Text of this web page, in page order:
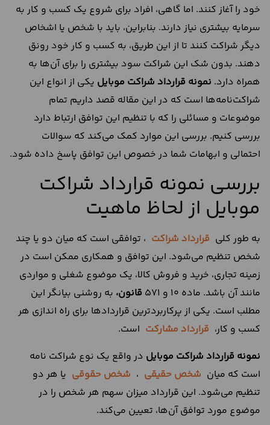
خود را آغاز کنند. اما گاهی، افراد برای شروع یک کسب و کار به
سرمایه بیشتری نیاز دارند. بنابراین، باید با شخص یا اشخاص
دیگر شراکت کنند تا از این طریق، به کسب و کار خود رونق
دهند. بدون شک این شراکت سود بیشتری را برای آن‌ها به
همراه دارد. نمونه قرارداد شراکت موبایل یکی از انواع این
شراکت‌نامه‌ها است که در این مقاله قصد داریم تمام
موضوعات و مسائلی را که با تنظیم این توافق ارتباط دارد
بررسی کنیم. بررسی این موارد کمک می‌کند که سوالات
احتمالی و ابهامات شما در خصوص این توافق پاسخ داده شود.
بررسی نمونه قرارداد شراکت
موبایل از لحاظ ماهیت
به طور کلی قرارداد شراکت ، توافقی است که میان دو یا چند
شخص تنظیم می‌شود. این توافق و همکاری ممکن است در
زمینه تجاری، خرید و فروش کالا، یک موضوع شغلی و مواردی
مانند آن باشد. ماده 10 و 571
قانون، به روشنی بیانگر این
مطلب است. یکی از پرکاربرد‌ترین قرارداد‌ها برای راه اندازی هر
کسب و کار‌، قرارداد مشارکت است.
نمونه قرارداد شراکت موبایل در واقع یک نوع شراکت نامه
است که میان شخص حقیقی ، شخص حقوقی یا هر دو
تنظیم می‌شود. این قرارداد میزان سهم هر شخص را در
موضوع مورد توافق آن‌ها، تعیین می‌کند.